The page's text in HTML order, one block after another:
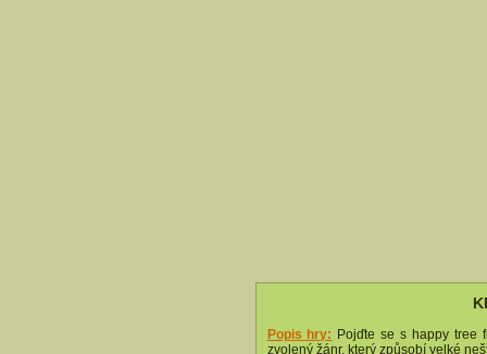
Popis hry: Pojďte se s happy tree
zvolený žánr, který způsobí velké